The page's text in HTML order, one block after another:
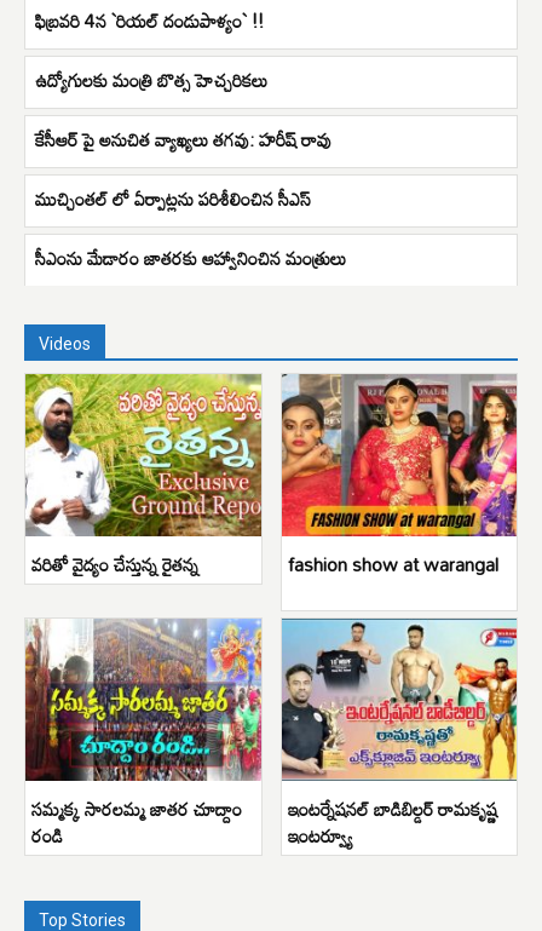
ఫిబ్ర‌వ‌రి 4న `రియ‌ల్ దండుపాళ్యం` !!
ఉద్యోగులకు మంత్రి బొత్స హెచ్చరికలు
కేసీఆర్ పై అనుచిత వ్యాఖ్యలు తగవు: హరీష్ రావు
ముచ్చింతల్ లో ఏర్పాట్లను పరిశీలించిన సీఎస్
సీఎంను మేడారం జాతరకు ఆహ్వానించిన మంత్రులు
Videos
వరితో వైద్యం చేస్తున్న రైతన్న fashion show at warangal
సమ్మక్క సారలమ్మ జాతర చూద్దాం
రండి
ఇంటర్నేషనల్ బాడిబిల్డర్ రామకృష్ణ
ఇంటర్వ్యూ
Top Stories